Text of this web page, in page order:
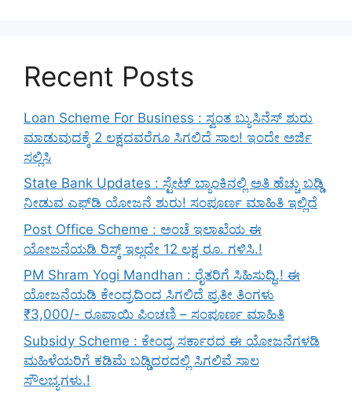
Recent Posts
Loan Scheme For Business : ಸ್ವಂತ ಬ್ಯುಸಿನೆಸ್ ಶುರು
ಮಾಡುವುದಕ್ಕೆ 2 ಲಕ್ಷದವರೆಗೂ ಸಿಗಲಿದೆ ಸಾಲ! ಇಂದೇ ಅರ್ಜಿ
ಸಲ್ಲಿಸಿ
State Bank Updates : ಸ್ಟೇಟ್ ಬ್ಯಾಂಕಿನಲ್ಲಿ ಅತಿ ಹೆಚ್ಚು ಬಡ್ಡಿ
ನೀಡುವ ಎಫ್‌ಡಿ ಯೋಜನೆ ಶುರು! ಸಂಪೂರ್ಣ ಮಾಹಿತಿ ಇಲ್ಲಿದೆ
Post Office Scheme : ಅಂಚೆ ಇಲಾಖೆಯ ಈ
ಯೋಜನೆಯಡಿ ರಿಸ್ಕ್‌ ಇಲ್ಲದೇ 12 ಲಕ್ಷ ರೂ. ಗಳಿಸಿ.!
PM Shram Yogi Mandhan : ರೈತರಿಗೆ ಸಿಹಿಸುದ್ಧಿ.! ಈ
ಯೋಜನೆಯಡಿ ಕೇಂದ್ರದಿಂದ ಸಿಗಲಿದೆ ಪ್ರತೀ ತಿಂಗಳು
₹3,000/- ರೂಪಾಯಿ ಪಿಂಚಣಿ – ಸಂಪೂರ್ಣ ಮಾಹಿತಿ
Subsidy Scheme : ಕೇಂದ್ರ ಸರ್ಕಾರದ ಈ ಯೋಜನೆಗಳಡಿ
ಮಹಿಳೆಯರಿಗೆ ಕಡಿಮೆ ಬಡ್ಡಿದರದಲ್ಲಿ ಸಿಗಲಿವೆ ಸಾಲ
ಸೌಲಭ್ಯಗಳು.!